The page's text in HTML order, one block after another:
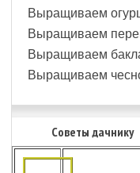
Выращиваем
Выращиваем
Выращиваем
Выращиваем
Советы дачнику